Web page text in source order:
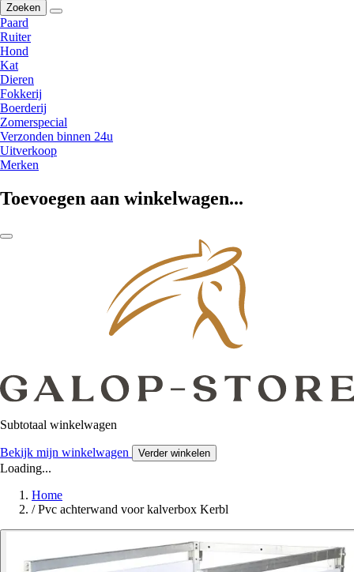
Zoeken
Paard
Ruiter
Hond
Kat
Dieren
Fokkerij
Boerderij
Zomerspecial
Verzonden binnen 24u
Uitverkoop
Merken
Toevoegen aan winkelwagen...
Subtotaal winkelwagen
Bekijk mijn winkelwagen Verder winkelen
Loading...
Home
/ Pvc achterwand voor kalverbox Kerbl